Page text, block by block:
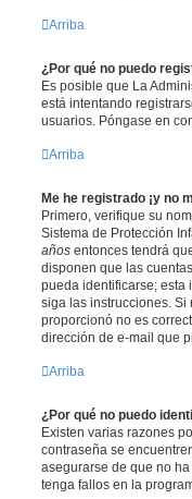
Arriba
¿Por qué no puedo
Es posible que La
está intentando
usuarios. Póngase en
Arriba
Me he registrado ¡y no
Primero, verifique su
Sistema de Protección
años entonces tendrá
disponen que las
pueda identificarse; esta
siga las instrucciones.
proporcionó no es
dirección de e-mail que
Arriba
¿Por qué no puedo
Existen varias razones
contraseña se
asegurarse de que no
tenga fallos en la